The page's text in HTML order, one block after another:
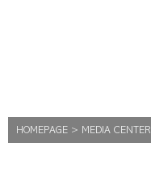
HOMEPAGE > MEDIA CENTER